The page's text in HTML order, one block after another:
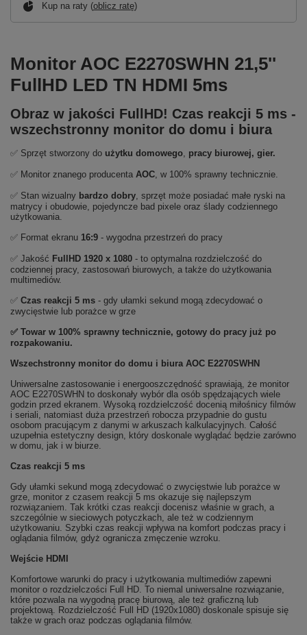
Kup na raty (oblicz ratę)
Monitor AOC E2270SWHN 21,5''
FullHD LED TN HDMI 5ms
Obraz w jakości FullHD! Czas reakcji 5 ms -
wszechstronny monitor do domu i biura
✅ Sprzęt stworzony do użytku domowego, pracy biurowej, gier.
✅ Monitor znanego producenta AOC, w 100% sprawny technicznie.
✅ Stan wizualny bardzo dobry, sprzęt może posiadać małe ryski na
matrycy i obudowie, pojedyncze bad pixele oraz ślady codziennego
użytkowania.
✅ Format ekranu 16:9 - wygodna przestrzeń do pracy
✅ Jakość FullHD 1920 x 1080 - to optymalna rozdzielczość do
codziennej pracy, zastosowań biurowych, a także do użytkowania
multimediów.
✅ Czas reakcji 5 ms - gdy ułamki sekund mogą zdecydować o
zwycięstwie lub porażce w grze
✅ Towar w 100% sprawny technicznie, gotowy do pracy już po
rozpakowaniu.
Wszechstronny monitor do domu i biura AOC E2270SWHN
Uniwersalne zastosowanie i energooszczędność sprawiają, że monitor
AOC E2270SWHN to doskonały wybór dla osób spędzających wiele
godzin przed ekranem. Wysoką rozdzielczość docenią miłośnicy filmów
i seriali, natomiast duża przestrzeń robocza przypadnie do gustu
osobom pracującym z danymi w arkuszach kalkulacyjnych. Całość
uzupełnia estetyczny design, który doskonale wyglądać będzie zarówno
w domu, jak i w biurze.
Czas reakcji 5 ms
Gdy ułamki sekund mogą zdecydować o zwycięstwie lub porażce w
grze, monitor z czasem reakcji 5 ms okazuje się najlepszym
rozwiązaniem. Tak krótki czas reakcji docenisz właśnie w grach, a
szczególnie w sieciowych potyczkach, ale też w codziennym
użytkowaniu. Szybki czas reakcji wpływa na komfort podczas pracy i
oglądania filmów, gdyż ogranicza zmęczenie wzroku.
Wejście HDMI
Komfortowe warunki do pracy i użytkowania multimediów zapewni
monitor o rozdzielczości Full HD. To niemal uniwersalne rozwiązanie,
które pozwala na wygodną pracę biurową, ale też graficzną lub
projektową. Rozdzielczość Full HD (1920x1080) doskonale spisuje się
także w grach oraz podczas oglądania filmów.